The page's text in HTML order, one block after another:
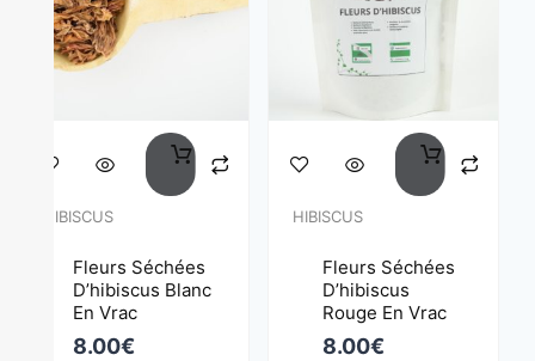
HIBISCUS
Fleurs Séchées
D’hibiscus Blanc
En Vrac
8.00€
HIBISCUS
Fleurs Séchées
D’hibiscus
Rouge En Vrac
8.00€